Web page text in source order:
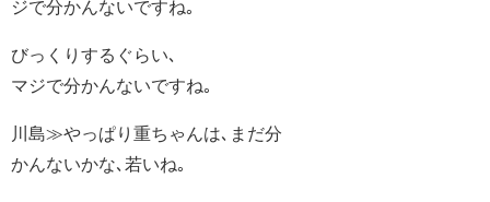
ジで分かんないですね｡
びっくりするぐらい､
マジで分かんないですね｡
川島≫やっぱり重ちゃんは､まだ分
かんないかな､若いね｡